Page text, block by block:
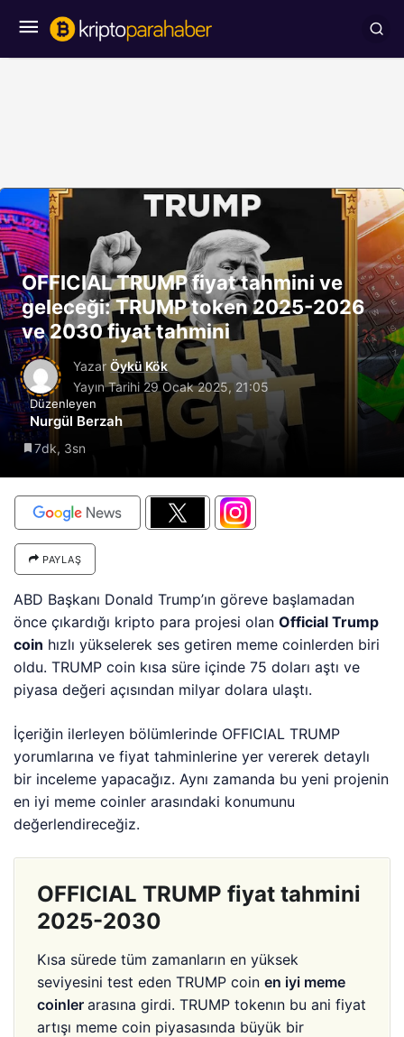
OFFICIAL TRUMP fiyat tahmini ve
geleceği: TRUMP token 2025-2026
ve 2030 fiyat tahmini
Yazar Öykü Kök
Yayın Tarihi 29 Ocak 2025, 21:05
Düzenleyen
Nurgül Berzah
7dk, 3sn
PAYLAŞ
ABD Başkanı Donald Trump’ın göreve başlamadan
önce çıkardığı kripto para projesi olanOfficial Trump
coin hızlı yükselerek ses getiren meme coinlerden biri
oldu. TRUMP coin kısa süre içinde 75 doları aştı ve
piyasa değeri açısından milyar dolara ulaştı.
İçeriğin ilerleyen bölümlerinde OFFICIAL TRUMP
yorumlarına ve fiyat tahminlerine yer vererek detaylı
bir inceleme yapacağız. Aynı zamanda bu yeni projenin
en iyi meme coinler arasındaki konumunu
değerlendireceğiz.
OFFICIAL TRUMP fiyat tahmini
2025-2030
Kısa sürede tüm zamanların en yüksek
seviyesini test eden TRUMP coinen iyi meme
coinler arasına girdi.TRUMP tokenın bu ani fiyat
artışı meme coin piyasasında büyük bir